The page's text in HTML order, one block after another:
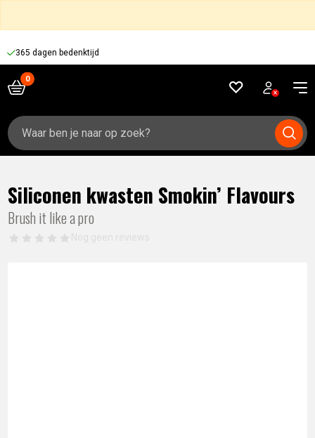
365 dagen bedenktijd
Zoeken
naar:
Siliconen kwasten Smokin’ Flavours
Brush it like a pro